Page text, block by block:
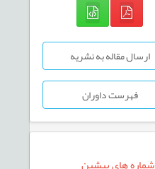
ارسال مقاله به نشریه
فهرست داوران
شماره های پیشین